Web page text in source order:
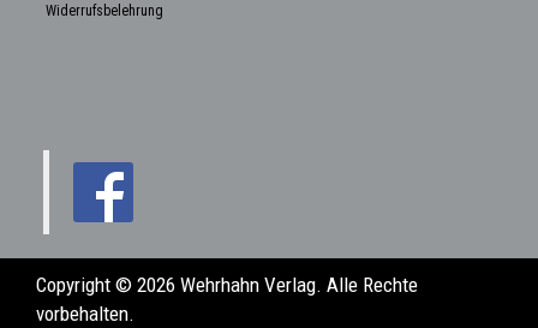
Widerrufsbelehrung
Copyright © 2026 Wehrhahn Verlag. Alle Rechte
vorbehalten.